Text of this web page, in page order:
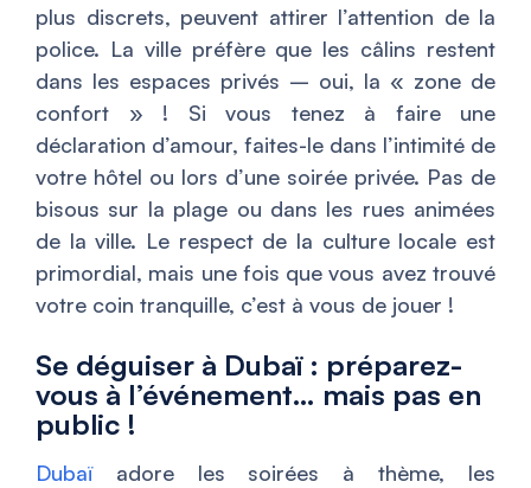
plus discrets, peuvent attirer l’attention de la
police. La ville préfère que les câlins restent
dans les espaces privés – oui, la « zone de
confort » ! Si vous tenez à faire une
déclaration d’amour, faites-le dans l’intimité de
votre hôtel ou lors d’une soirée privée. Pas de
bisous sur la plage ou dans les rues animées
de la ville. Le respect de la culture locale est
primordial, mais une fois que vous avez trouvé
votre coin tranquille, c’est à vous de jouer !
Se déguiser à Dubaï : préparez-
vous à l’événement… mais pas en
public !
Dubaïadore les soirées à thème, les